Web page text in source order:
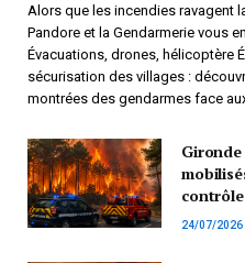
Alors que les incendies ravagent
Pandore et la Gendarmerie vous
Évacuations, drones, hélicoptère
sécurisation des villages :
montrées des gendarmes face
contrôle
24/07/2026